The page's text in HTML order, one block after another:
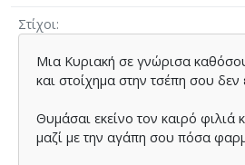
Στίχοι
Μια Κυριακή σε γνώρισα
και στοίχηµα στην τσέπη σου
Θυµάσαι εκείνο τον καιρό φιλιά
µαζί µε την αγάπη σου πόσα